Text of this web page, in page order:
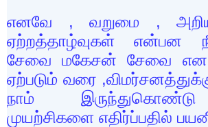
எனவே ,வறுமை ,
ஏற்றத்தாழ்வுகள் என்பன
சேவை மகேசன் சேவை
ஏற்படும் வரை
நாம்
முயற்சிகளை எதிர்ப்பதில்